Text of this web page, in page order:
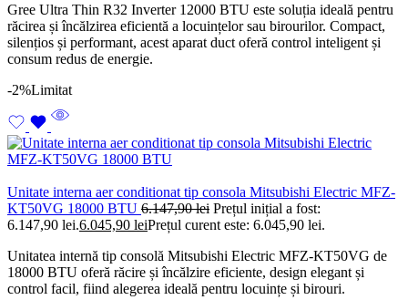
Gree Ultra Thin R32 Inverter 12000 BTU este soluția ideală pentru
răcirea și încălzirea eficientă a locuințelor sau birourilor. Compact,
silențios și performant, acest aparat duct oferă control inteligent și
consum redus de energie.
-2%Limitat
Unitate interna aer conditionat tip consola Mitsubishi Electric MFZ-
KT50VG 18000 BTU 6.147,90lei Prețul inițial a fost:
6.147,90 lei.6.045,90 leiPrețul curent este: 6.045,90 lei.
Unitatea internă tip consolă Mitsubishi Electric MFZ-KT50VG de
18000 BTU oferă răcire și încălzire eficiente, design elegant și
control facil, fiind alegerea ideală pentru locuințe și birouri.